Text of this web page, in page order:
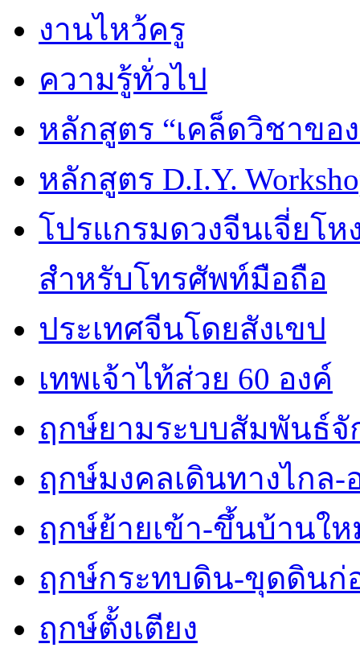
งานไหว้ครู
ความรู้ทั่วไป
หลักสูตร “เคล็ดวิชาขอ
หลักสูตร D.I.Y.
โปรแกรมดวงจีนเจี่ยโห
สำหรับโทรศัพท์มือถือ
ประเทศจีนโดยสังเขป
เทพเจ้าไท้ส่วย 60 องค์
ฤกษ์ยามระบบสัมพันธ์จั
ฤกษ์มงคลเดินทางไกล-
ฤกษ์ย้ายเข้า-ขึ้นบ้านใ
ฤกษ์กระทบดิน-ขุดดินก่
ฤกษ์ตั้งเตียง